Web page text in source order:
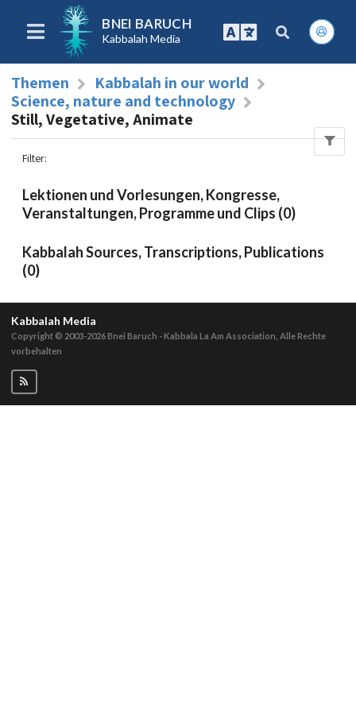
BNEI BARUCH
Kabbalah Media
Themen
Kabbalah in our world
Science, nature and technology
Still, Vegetative, Animate
Filter:
Lektionen und Vorlesungen, Kongresse,
Veranstaltungen, Programme und Clips (0)
Kabbalah Sources, Transcriptions, Publications
(0)
Kabbalah Media
Copyright © 2003-2026Bnei Baruch - Kabbala La Am Association, Alle Rechte
vorbehalten